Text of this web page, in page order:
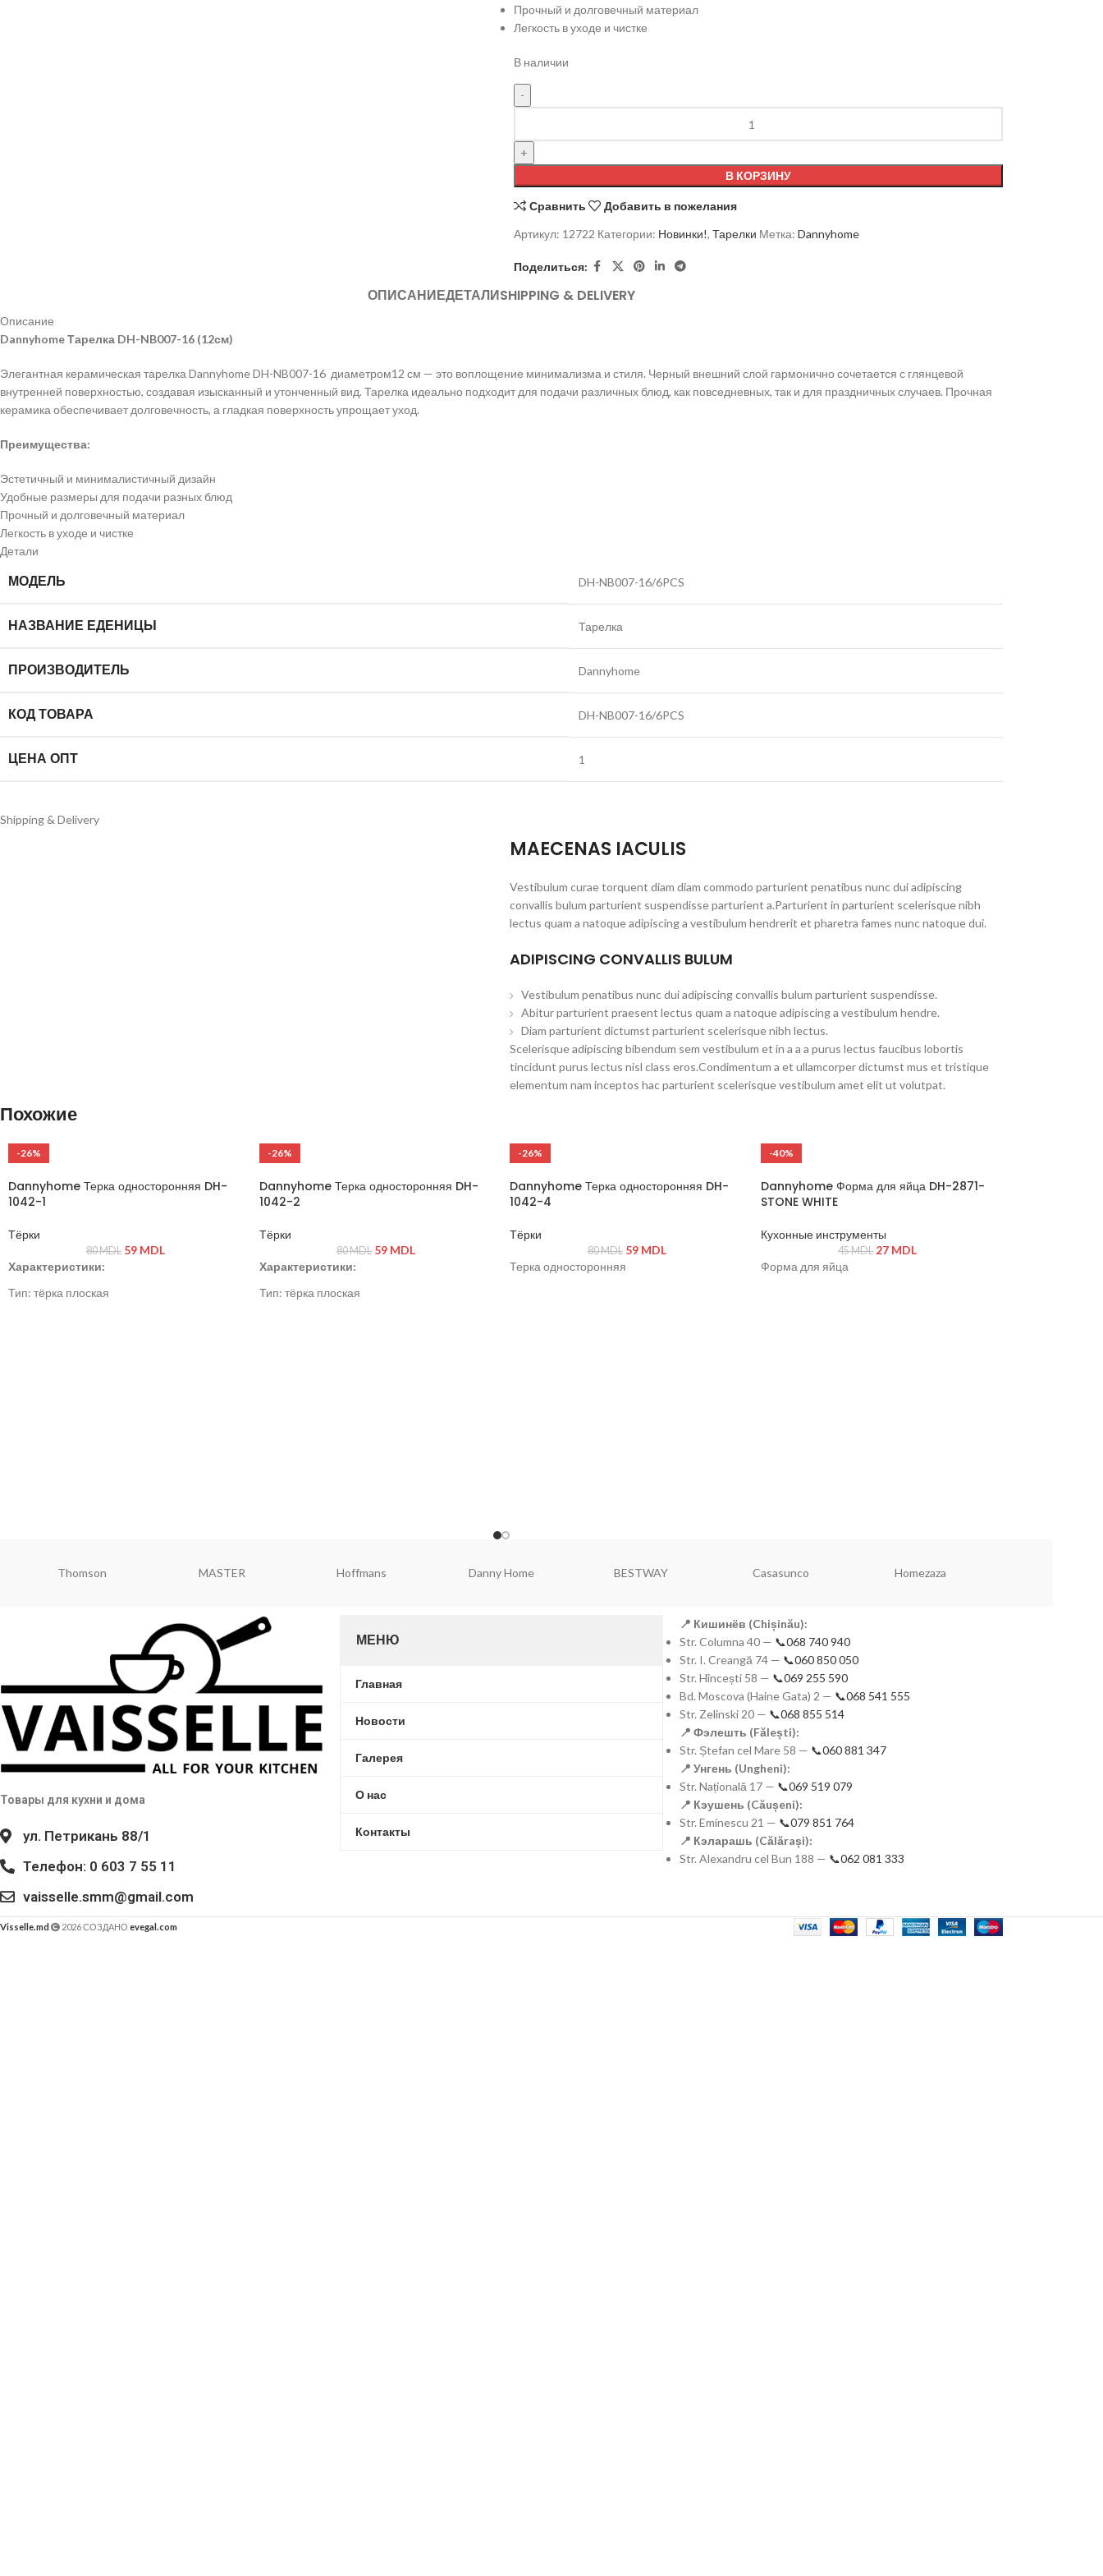
Прочный и долговечный материал
Легкость в уходе и чистке
В наличии
В КОРЗИНУ
Сравнить
Добавить в пожелания
Артикул: 12722 Категории: Новинки!, Тарелки Метка: Dannyhome
Поделиться:
ОПИСАНИЕДЕТАЛИSHIPPING & DELIVERY
Описание
Dannyhome Тарелка DH-NB007-16 (12см)
Элегантная керамическая тарелка Dannyhome DH-NB007-16 диаметром12 см — это воплощение минимализма и стиля. Черный внешний слой гармонично сочетается с глянцевой
внутренней поверхностью, создавая изысканный и утонченный вид. Тарелка идеально подходит для подачи различных блюд, как повседневных, так и для праздничных случаев. Прочная
керамика обеспечивает долговечность, а гладкая поверхность упрощает уход.
Преимущества:
Эстетичный и минималистичный дизайн
Удобные размеры для подачи разных блюд
Прочный и долговечный материал
Легкость в уходе и чистке
Детали
МОДЕЛЬ DH-NB007-16/6PCS
НАЗВАНИЕ ЕДЕНИЦЫ Тарелка
ПРОИЗВОДИТЕЛЬ Dannyhome
КОД ТОВАРА DH-NB007-16/6PCS
ЦЕНА ОПТ 1
Shipping & Delivery
MAECENAS IACULIS
Vestibulum curae torquent diam diam commodo parturient penatibus nunc dui adipiscing
convallis bulum parturient suspendisse parturient a.Parturient in parturient scelerisque nibh
lectus quam a natoque adipiscing a vestibulum hendrerit et pharetra fames nunc natoque dui.
ADIPISCING CONVALLIS BULUM
Vestibulum penatibus nunc dui adipiscing convallis bulum parturient suspendisse.
Abitur parturient praesent lectus quam a natoque adipiscing a vestibulum hendre.
Diam parturient dictumst parturient scelerisque nibh lectus.
Scelerisque adipiscing bibendum sem vestibulum et in a a a purus lectus faucibus lobortis
tincidunt purus lectus nisl class eros.Condimentum a et ullamcorper dictumst mus et tristique
elementum nam inceptos hac parturient scelerisque vestibulum amet elit ut volutpat.
Похожие
-26%
Dannyhome Терка односторонняя DH-
1042-1
Тёрки
80MDL 59 MDL
Характеристики:
Тип: тёрка плоская
-26%
Dannyhome Терка односторонняя DH-
1042-2
Тёрки
80MDL 59 MDL
Характеристики:
Тип: тёрка плоская
-26%
Dannyhome Терка односторонняя DH-
1042-4
Тёрки
80MDL 59 MDL
Терка односторонняя
-40%
Dannyhome Форма для яйца DH-2871-
STONE WHITE
Кухонные инструменты
45MDL 27 MDL
Форма для яйца
Redmond ViaPot Rondell Falez Brart Dannyhome Vaisselle
Товары для кухни и дома
ул. Петрикань 88/1
Телефон: 0 603 7 55 11
vaisselle.smm@gmail.com
МЕНЮ
Главная
Новости
Галерея
О нас
Контакты
📍 Кишинёв (Chișinău):
Str. Columna 40 — 📞068 740 940
Str. I. Creangă 74 — 📞060 850 050
Str. Hîncești 58 — 📞069 255 590
Bd. Moscova (Haine Gata) 2 — 📞068 541 555
Str. Zelinski 20 — 📞068 855 514
📍 Фэлешть (Fălești):
Str. Ștefan cel Mare 58 — 📞060 881 347
📍 Унгень (Ungheni):
Str. Națională 17 — 📞069 519 079
📍 Кэушень (Căușeni):
Str. Eminescu 21 — 📞079 851 764
📍 Кэларашь (Călărași):
Str. Alexandru cel Bun 188 — 📞062 081 333
Visselle.md 2026 СОЗДАНО evegal.com